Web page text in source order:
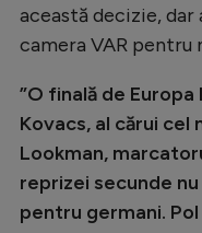
această decizie,
camera VAR pentru
”O finală de
Kovacs, al cărui
Lookman,
reprizei secunde
pentru germani. Pol